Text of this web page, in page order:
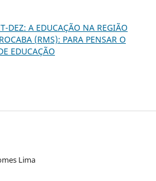
DEZ: A EDUCAÇÃO NA REGIÃO
(RMS): PARA PENSAR O
EDUCAÇÃO
Lima